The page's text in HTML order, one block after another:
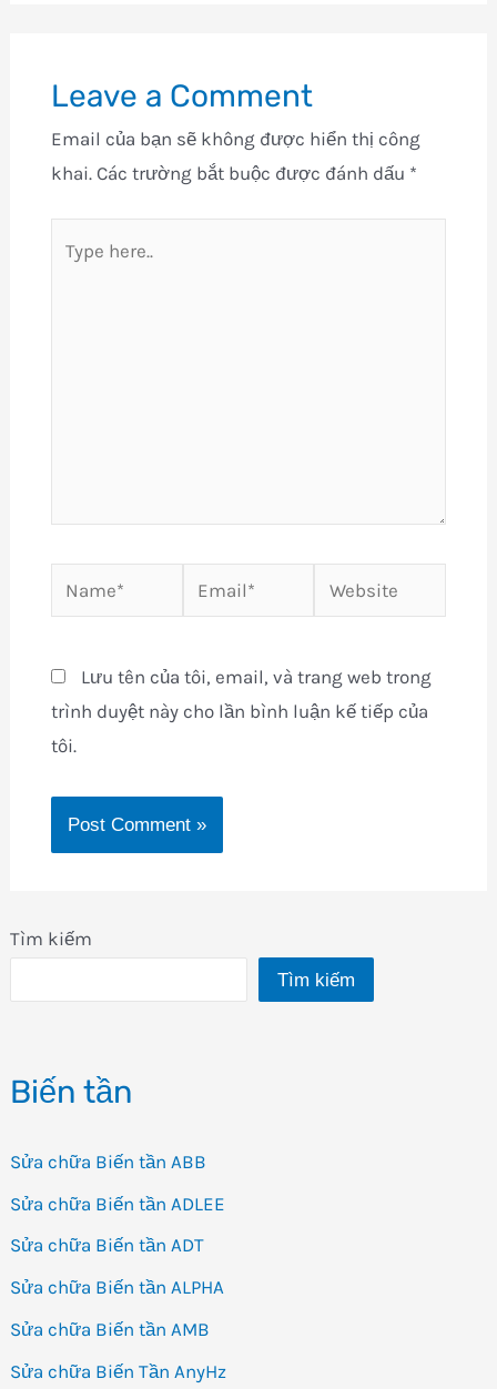
Tìm kiếm
Tìm kiếm
Biến tần
Sửa chữa Biến tần ABB
Sửa chữa Biến tần ADLEE
Sửa chữa Biến tần ADT
Sửa chữa Biến tần ALPHA
Sửa chữa Biến tần AMB
Sửa chữa Biến Tần AnyHz
Leave a Comment
Email của bạn sẽ không được hiển thị công
khai. Các trường bắt buộc được đánh dấu *
here..
Name* Email* Website
Lưu tên của tôi, email, và trang web trong
trình duyệt này cho lần bình luận kế tiếp của
tôi.